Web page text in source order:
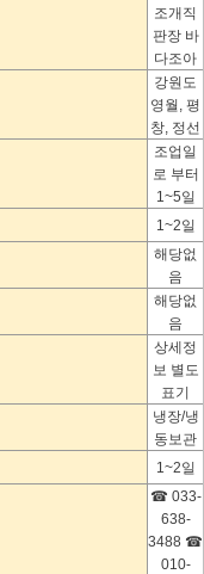
조개직
판장 바
다조아
강원도
영월, 평
창, 정선
조업일
로 부터
1~5일
1~2일
해당없
음
해당없
음
상세정
보 별도
표기
냉장/냉
동보관
1~2일
☎ 033-
638-
3488 ☎
010-